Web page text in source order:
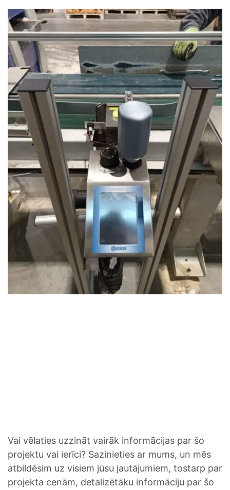
Vai vēlaties uzzināt vairāk informācijas par šo
projektu vai ierīci? Sazinieties ar mums, un mēs
atbildēsim uz visiem jūsu jautājumiem, tostarp par
projekta cenām, detalizētāku informāciju par šo